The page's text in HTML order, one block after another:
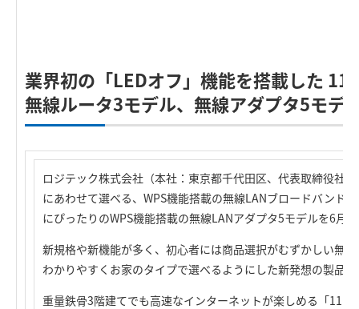
業界初の「LEDオフ」機能を搭載した
無線ルータ3モデル、無線アダプタ5モデ
ロジテック株式会社（本社：東京都千代田区、代表取締役社
にあわせて選べる、WPS機能搭載の無線LANブロードバンド
にぴったりのWPS機能搭載の無線LANアダプタ5モデルを6月
新規格や新機能が多く、初心者には商品選択がむずかしい無
わかりやすくお家のタイプで選べるようにした新発想の製品
重量鉄骨3階建てでも高速なインターネットが楽しめる「11n